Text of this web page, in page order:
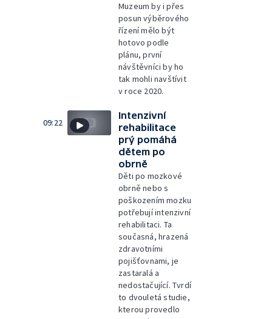
Muzeum by i přes
posun výběrového
řízení mělo být
hotovo podle
plánu, první
návštěvníci by ho
tak mohli navštívit
v roce 2020.
09:22
Intenzivní
rehabilitace
prý pomáhá
dětem po
obrně
Děti po mozkové
obrně nebo s
poškozením mozku
potřebují intenzivní
rehabilitaci. Ta
současná, hrazená
zdravotními
pojišťovnami, je
zastaralá a
nedostačující. Tvrdí
to dvouletá studie,
kterou provedlo